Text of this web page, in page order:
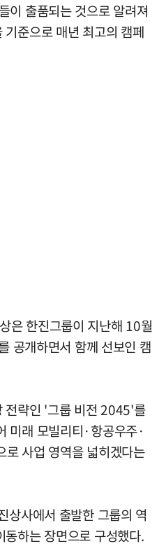
이 출품되는 것으로 알려져
준으로 매년 최고의 캠페
은 한진그룹이 지난해 10월
공개하면서 함께 선보인 캠
전략인 '그룹 비전 2045'를
미래 모빌리티·항공우주·
로 사업 영역을 넓히겠다는
상사에서 출발한 그룹의 역
하는 장면으로 구성했다.